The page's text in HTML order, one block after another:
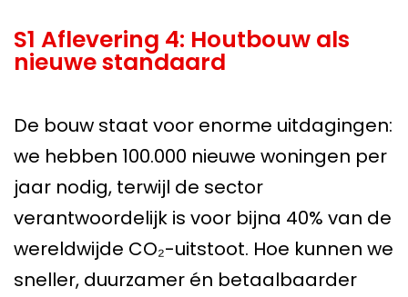
S1 Aflevering 4: Houtbouw als
nieuwe standaard
De bouw staat voor enorme uitdagingen:
we hebben 100.000 nieuwe woningen per
jaar nodig, terwijl de sector
verantwoordelijk is voor bijna 40% van de
wereldwijde CO₂-uitstoot. Hoe kunnen we
sneller, duurzamer én betaalbaarder